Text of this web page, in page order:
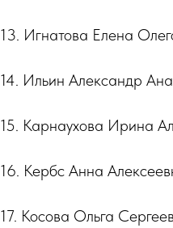
13. Игнатова Елена
14. Ильин Александр
15. Карнаухова Ирина
16. Кербс Анна
17. Косова Ольга